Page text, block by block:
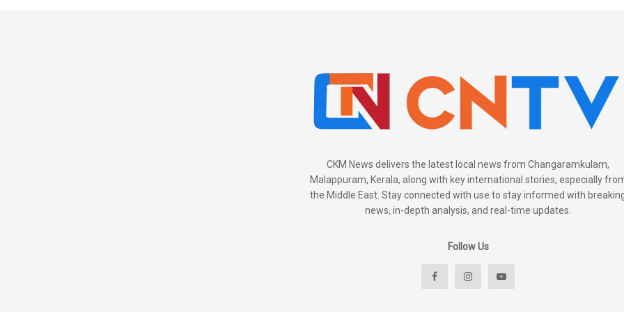
CKM News delivers the latest local news from Changaramkulam,
Malappuram, Kerala, along with key international stories, especially
the Middle East. Stay connected with use to stay informed with
news, in-depth analysis, and real-time updates.
Follow Us